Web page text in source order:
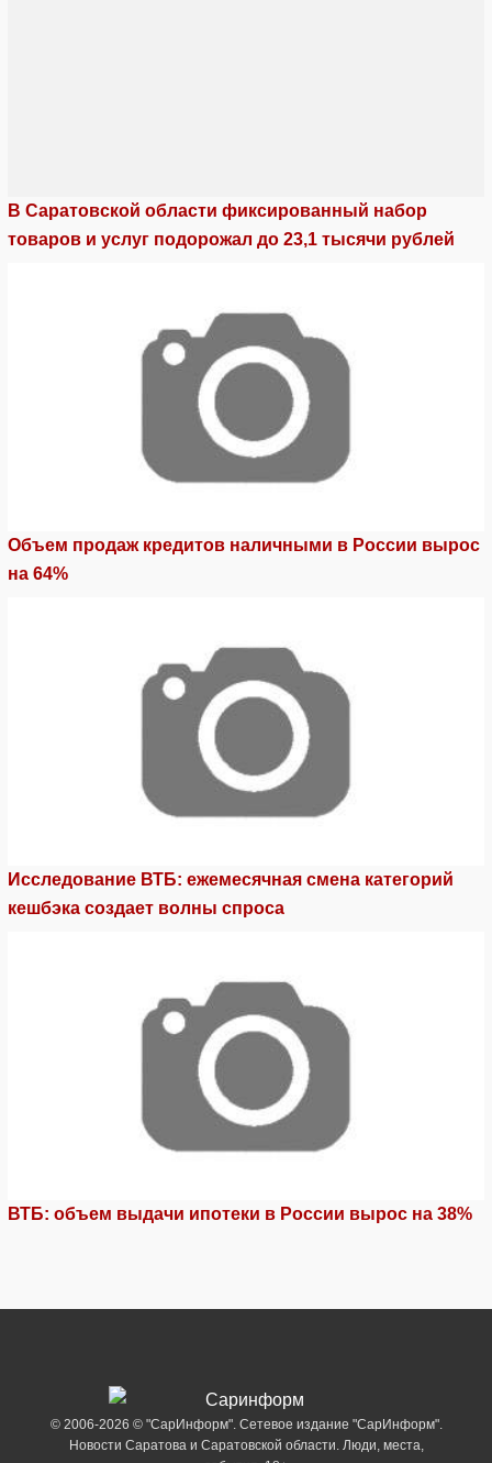
В Саратовской области фиксированный набор
товаров и услуг подорожал до 23,1 тысячи рублей
Объем продаж кредитов наличными в России вырос
на 64%
Исследование ВТБ: ежемесячная смена категорий
кешбэка создает волны спроса
ВТБ: объем выдачи ипотеки в России вырос на 38%
© 2006-2026 © "СарИнформ". Сетевое издание "СарИнформ".
Новости Саратова и Саратовской области. Люди, места,